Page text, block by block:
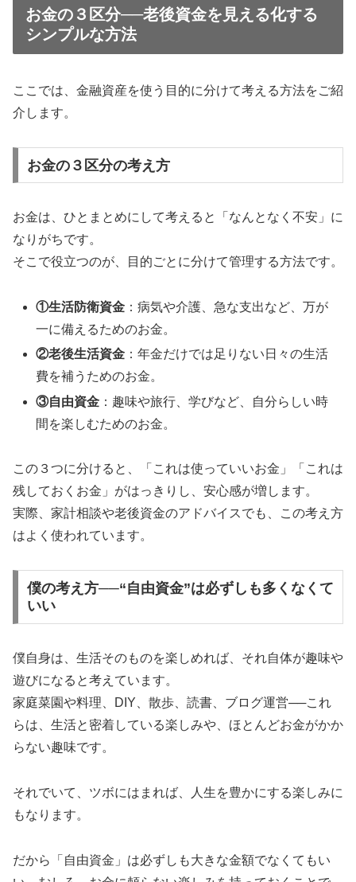
お金の３区分──老後資金を見える化する
シンプルな方法
ここでは、金融資産を使う目的に分けて考える方法をご紹
介します。
お金の３区分の考え方
お金は、ひとまとめにして考えると「なんとなく不安」に
なりがちです。
そこで役立つのが、目的ごとに分けて管理する方法です。
①生活防衛資金 ：病気や介護、急な支出など、万が
一に備えるためのお金。
②老後生活資金 ：年金だけでは足りない日々の生活
費を補うためのお金。
③自由資金 ：趣味や旅行、学びなど、自分らしい時
間を楽しむためのお金。
この３つに分けると、「これは使っていいお金」「これは
残しておくお金」がはっきりし、安心感が増します。
実際、家計相談や老後資金のアドバイスでも、この考え方
はよく使われています。
僕の考え方──“自由資金”は必ずしも多くなくて
いい
僕自身は、生活そのものを楽しめれば、それ自体が趣味や
遊びになると考えています。
家庭菜園や料理、DIY、散歩、読書、ブログ運営──これ
らは、生活と密着している楽しみや、ほとんどお金がかか
らない趣味です。
それでいて、ツボにはまれば、人生を豊かにする楽しみに
もなります。
だから「自由資金」は必ずしも大きな金額でなくてもい